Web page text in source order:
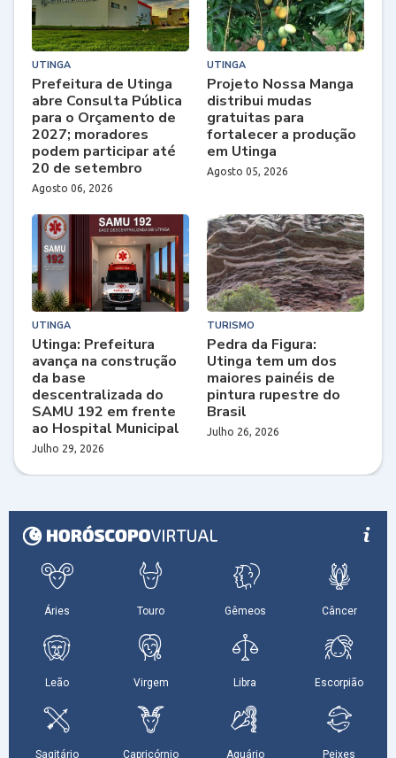
UTINGA
Prefeitura de Utinga
abre Consulta Pública
para o Orçamento de
2027; moradores
podem participar até
20 de setembro
Agosto 06, 2026
UTINGA
Projeto Nossa Manga
distribui mudas
gratuitas para
fortalecer a produção
em Utinga
Agosto 05, 2026
UTINGA
Utinga: Prefeitura
avança na construção
da base
descentralizada do
SAMU 192 em frente
ao Hospital Municipal
Julho 29, 2026
TURISMO
Pedra da Figura:
Utinga tem um dos
maiores painéis de
pintura rupestre do
Brasil
Julho 26, 2026